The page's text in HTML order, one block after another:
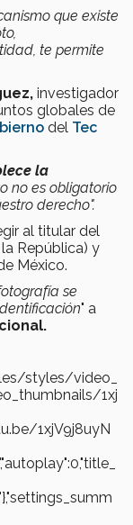
que existe
te permite
investigador
globales de
del Tec
la
no es obligatorio
derecho".
al titular del
República) y
México.
se
" a
styles/video_
1xj
1xjV9j8uyN